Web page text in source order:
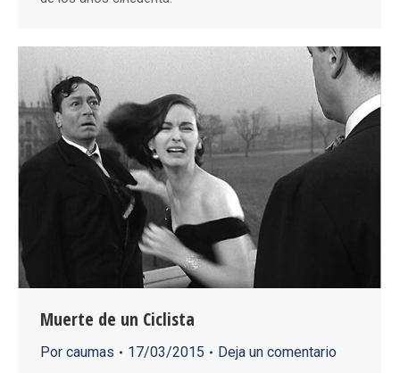
Muerte de un Ciclista
Por caumas 17/03/2015 Deja un comentario